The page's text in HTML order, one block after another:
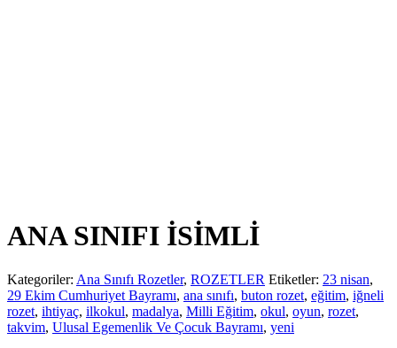
ANA SINIFI İSİMLİ
Kategoriler: Ana Sınıfı Rozetler, ROZETLER Etiketler: 23 nisan,
29 Ekim Cumhuriyet Bayramı, ana sınıfı, buton rozet, eğitim, iğneli
rozet, ihtiyaç, ilkokul, madalya, Milli Eğitim, okul, oyun, rozet,
takvim, Ulusal Egemenlik Ve Çocuk Bayramı, yeni